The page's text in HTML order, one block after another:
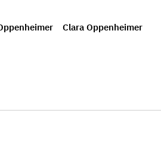
Clara Oppenheimer